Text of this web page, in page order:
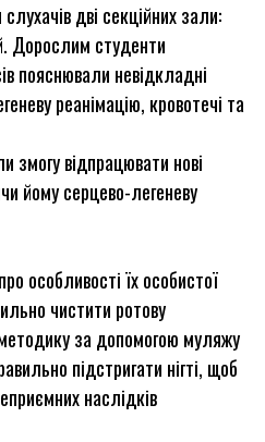
дві секційних зали:
Дорослим студенти
пояснювали невідкладні
реанімацію, кровотечі та
змогу відпрацювати нові
йому серцево-легеневу
особливості їх особистої
чистити ротову
за допомогою муляжу
підстригати нігті, щоб
наслідків